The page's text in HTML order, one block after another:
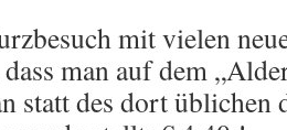
mit vielen
man auf dem „
statt des dort üblichen